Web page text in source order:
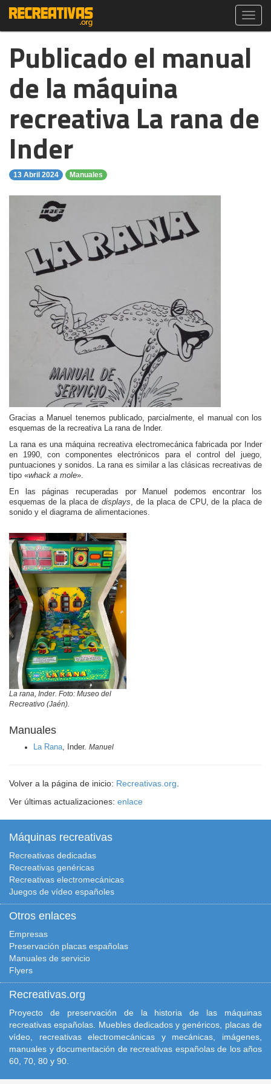
Publicado el manual
de la máquina
recreativa La rana de
Inder
13 Abril 2024 Manuales
Gracias a Manuel tenemos publicado, parcialmente, el manual con los
esquemas de la recreativa La rana de Inder.
La rana es una máquina recreativa electromecánica fabricada por Inder
en 1990, con componentes electrónicos para el control del juego,
puntuaciones y sonidos. La rana es similar a las clásicas recreativas de
tipo «whack a mole».
En las páginas recuperadas por Manuel podemos encontrar los
esquemas de la placa dedisplays, de la placa de CPU, de la placa de
sonido y el diagrama de alimentaciones.
La rana, Inder. Foto: Museo del
Recreativo (Jaén).
Manuales
La Rana, Inder. Manuel
Volver a la página de inicio: Recreativas.org.
Ver últimas actualizaciones: enlace
Máquinas recreativas
Recreativas dedicadas
Recreativas genéricas
Recreativas electromecánicas
Juegos de vídeo españoles
Otros enlaces
Empresas
Preservación placas españolas
Manuales de servicio
Flyers
Recreativas.org
Proyecto de preservación de la historia de las máquinas
recreativas españolas. Muebles dedicados y genéricos, placas de
vídeo, recreativas electromecánicas y mecánicas, imágenes,
manuales y documentación de recreativas españolas de los años
60, 70, 80 y 90.